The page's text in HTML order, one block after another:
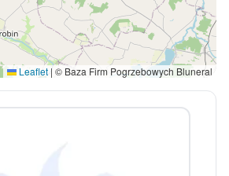
Leaflet | © Baza Firm Pogrzebowych Bluneral